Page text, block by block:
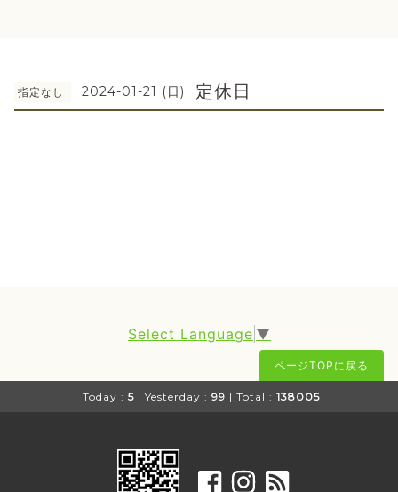
指定なし 2024-01-21 (日) 定休日
Select Language ▼
ページTOPに戻る
Today : 5 | Yesterday : 99 | Total : 138005